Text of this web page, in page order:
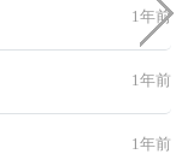
1年前
1年前
1年前